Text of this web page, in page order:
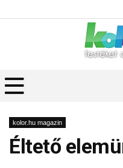
kolor.hu magazin
Éltető